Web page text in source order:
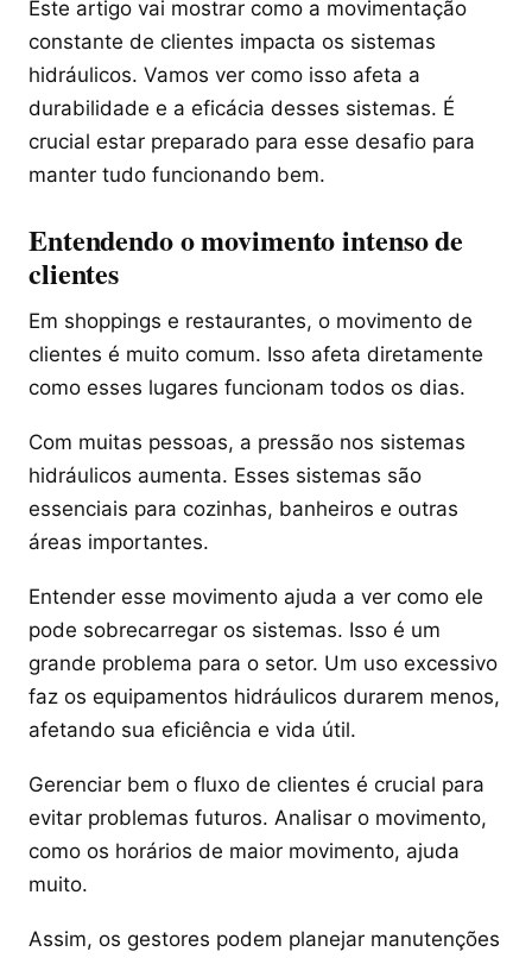
Este artigo vai mostrar como a movimentação
constante de clientes impacta os sistemas
hidráulicos. Vamos ver como isso afeta a
durabilidade e a eficácia desses sistemas. É
crucial estar preparado para esse desafio para
manter tudo funcionando bem.
Entendendo o movimento intenso de
clientes
Em shoppings e restaurantes, o movimento de
clientes é muito comum. Isso afeta diretamente
como esses lugares funcionam todos os dias.
Com muitas pessoas, a pressão nos sistemas
hidráulicos aumenta. Esses sistemas são
essenciais para cozinhas, banheiros e outras
áreas importantes.
Entender esse movimento ajuda a ver como ele
pode sobrecarregar os sistemas. Isso é um
grande problema para o setor. Um uso excessivo
faz os equipamentos hidráulicos durarem menos,
afetando sua eficiência e vida útil.
Gerenciar bem o fluxo de clientes é crucial para
evitar problemas futuros. Analisar o movimento,
como os horários de maior movimento, ajuda
muito.
Assim, os gestores podem planejar manutenções